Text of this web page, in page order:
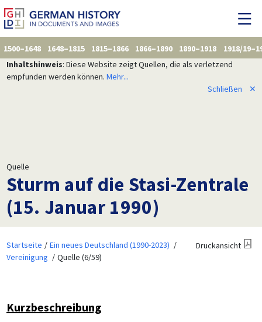
1500–1648 1648–1815 1815–1866 1866–1890 1890–1918
1918/
Inhaltshinweis: Diese Website zeigt Quellen, die als verletzend
empfunden werden können. Mehr...
Schließen
✕
Quelle
Sturm auf die Stasi-Zentrale
(15. Januar 1990)
Startseite
Ein neues Deutschland (1990-2023)
Vereinigung
Quelle (6/59)
Druckansicht
Kurzbeschreibung